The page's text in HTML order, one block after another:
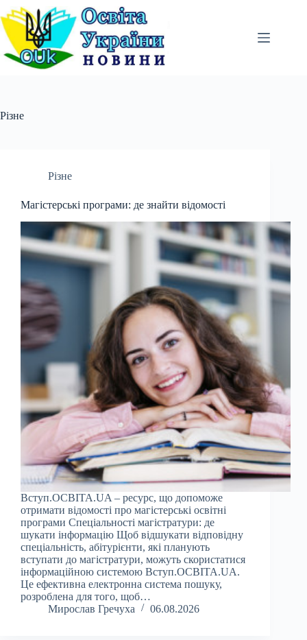
Перейти
до
вмісту
Різне
Різне
Магістерські програми: де знайти відомості
Вступ.ОСВІТА.UA – ресурс, що допоможе
отримати відомості про магістерські освітні
програми Спеціальності магістратури: де
шукати інформацію Щоб відшукати відповідну
спеціальність, абітурієнти, які планують
вступати до магістратури, можуть скористатися
інформаційною системою Вступ.ОСВІТА.UA.
Це ефективна електронна система пошуку,
розроблена для того, щоб…
Мирослав Гречуха
06.08.2026